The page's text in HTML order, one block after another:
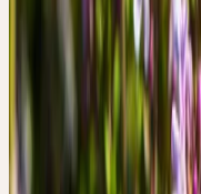
Approvisionnement Ceres
Méditerranée
Partie utilisée
Herbe fleurie
Echter
Signature & Action
DE LA
GUÉRISON